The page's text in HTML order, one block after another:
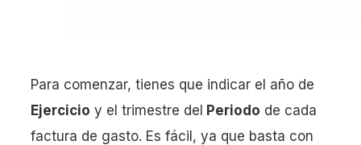
Para comenzar, tienes que indicar el año de
Ejercicio y el trimestre del Periodo de cada
factura de gasto. Es fácil, ya que basta con